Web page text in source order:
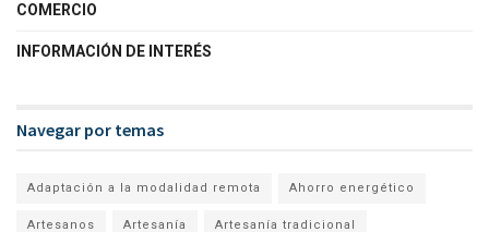
COMERCIO
INFORMACIÓN DE INTERÉS
Navegar por temas
Adaptación a la modalidad remota Ahorro energético
Artesanos Artesanía Artesanía tradicional